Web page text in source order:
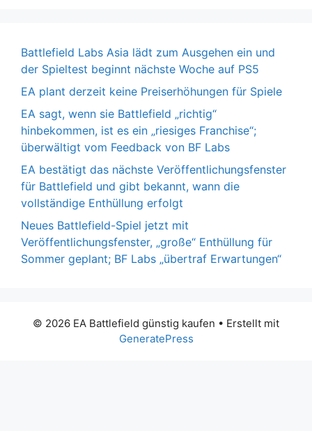
Battlefield Labs Asia lädt zum Ausgehen ein und
der Spieltest beginnt nächste Woche auf PS5
EA plant derzeit keine Preiserhöhungen für Spiele
EA sagt, wenn sie Battlefield „richtig“
hinbekommen, ist es ein „riesiges Franchise“;
überwältigt vom Feedback von BF Labs
EA bestätigt das nächste Veröffentlichungsfenster
für Battlefield und gibt bekannt, wann die
vollständige Enthüllung erfolgt
Neues Battlefield-Spiel jetzt mit
Veröffentlichungsfenster, „große“ Enthüllung für
Sommer geplant; BF Labs „übertraf Erwartungen“
© 2026 EA Battlefield günstig kaufen • Erstellt mit
GeneratePress